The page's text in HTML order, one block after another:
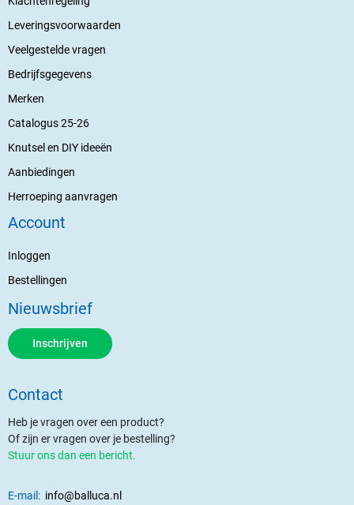
Leveringsvoorwaarden
Veelgestelde vragen
Bedrijfsgegevens
Merken
Catalogus 25-26
Knutsel en DIY ideeën
Aanbiedingen
Herroeping aanvragen
Account
Inloggen
Bestellingen
Nieuwsbrief
Inschrijven
Contact
Heb je vragen over een product?
Of zijn er vragen over je bestelling?
Stuur ons dan een bericht.
E-mail: info@balluca.nl